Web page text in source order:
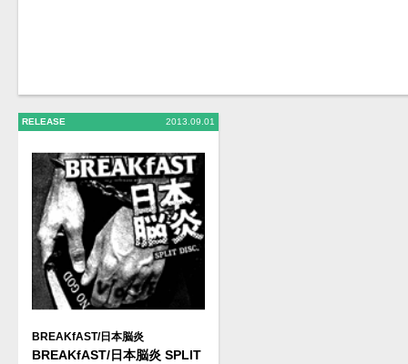
RELEASE 2013.09.01
BREAKfAST/日本脳炎
BREAKfAST/日本脳炎 SPLIT